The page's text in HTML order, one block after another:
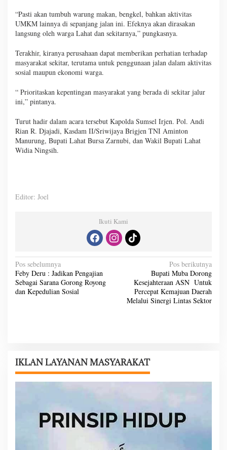
“Pasti akan tumbuh warung makan, bengkel, bahkan aktivitas
UMKM lainnya di sepanjang jalan ini. Efeknya akan dirasakan
langsung oleh warga Lahat dan sekitarnya,” pungkasnya.
Terakhir, kiranya perusahaan dapat memberikan perhatian terhadap
masyarakat sekitar, terutama untuk penggunaan jalan dalam aktivitas
sosial maupun ekonomi warga.
“ Prioritaskan kepentingan masyarakat yang berada di sekitar jalur
ini,” pintanya.
Turut hadir dalam acara tersebut Kapolda Sumsel Irjen. Pol. Andi
Rian R. Djajadi, Kasdam II/Sriwijaya Brigjen TNI Aminton
Manurung, Bupati Lahat Bursa Zarnubi, dan Wakil Bupati Lahat
Widia Ningsih.
Editor: Joel
Ikuti Kami
N
a
v
i
p
Pos sebelumnya
Feby Deru : Jadikan Pengajian
Sebagai Sarana Gorong Royong
dan Kepedulian Sosial
Pos berikutnya
Bupati Muba Dorong
Kesejahteraan ASN Untuk
Percepat Kemajuan Daerah
Melalui Sinergi Lintas Sektor
IKLAN LAYANAN MASYARAKAT